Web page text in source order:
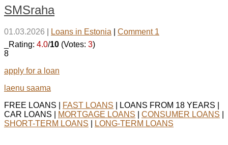
SMSraha
01.03.2026 Loans in Estonia
Comment 1
_Rating: 4.0/10 (Votes: 3)
8
apply for a loan
laenu saama
FREE LOANS |
FAST LOANS | LOANS FROM 18 YEARS |
CAR LOANS |
MORTGAGE LOANS CONSUMER LOANS
SHORT-TERM LOANS
LONG-TERM LOANS